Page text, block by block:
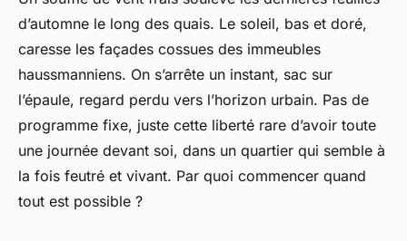
d’automne le long des quais. Le soleil, bas et doré,
caresse les façades cossues des immeubles
haussmanniens. On s’arrête un instant, sac sur
l’épaule, regard perdu vers l’horizon urbain. Pas de
programme fixe, juste cette liberté rare d’avoir toute
une journée devant soi, dans un quartier qui semble à
la fois feutré et vivant. Par quoi commencer quand
tout est possible ?